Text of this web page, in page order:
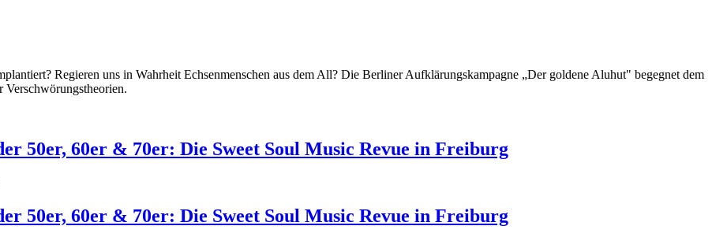
Regieren uns in Wahrheit Echsenmenschen aus dem All? Die Berliner Aufklärungskampagne „Der goldene Aluhut" begegnet dem
Verschwörungstheorien.
50er, 60er & 70er: Die Sweet Soul Music Revue in Freiburg
50er, 60er & 70er: Die Sweet Soul Music Revue in Freiburg